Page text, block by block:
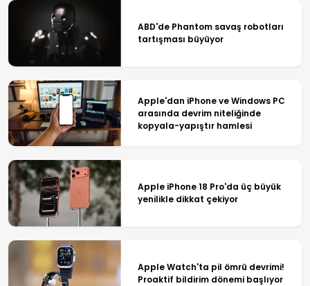
ABD'de Phantom savaş robotları
tartışması büyüyor
Apple'dan iPhone ve Windows PC
arasında devrim niteliğinde
kopyala-yapıştır hamlesi
Apple iPhone 18 Pro'da üç büyük
yenilikle dikkat çekiyor
Apple Watch'ta pil ömrü devrimi!
Proaktif bildirim dönemi başlıyor